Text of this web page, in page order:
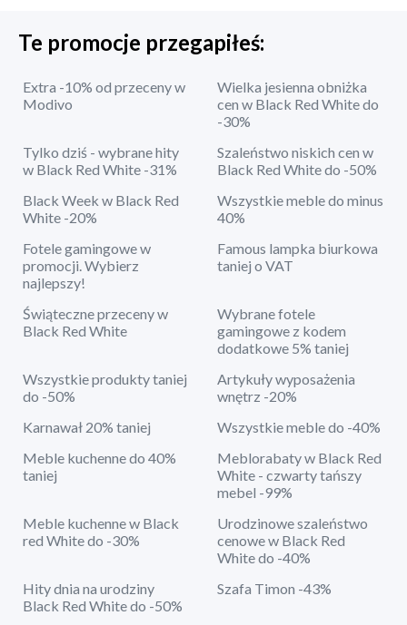
Te promocje przegapiłeś:
Extra -10% od przeceny w
Modivo
Wielka jesienna obniżka
cen w Black Red White do
-30%
Tylko dziś - wybrane hity
w Black Red White -31%
Szaleństwo niskich cen w
Black Red White do -50%
Black Week w Black Red
White -20%
Wszystkie meble do minus
40%
Fotele gamingowe w
promocji. Wybierz
najlepszy!
Famous lampka biurkowa
taniej o VAT
Świąteczne przeceny w
Black Red White
Wybrane fotele
gamingowe z kodem
dodatkowe 5% taniej
Wszystkie produkty taniej
do -50%
Artykuły wyposażenia
wnętrz -20%
Karnawał 20% taniej
Wszystkie meble do -40%
Meble kuchenne do 40%
taniej
Meblorabaty w Black Red
White - czwarty tańszy
mebel -99%
Meble kuchenne w Black
red White do -30%
Urodzinowe szaleństwo
cenowe w Black Red
White do -40%
Hity dnia na urodziny
Black Red White do -50%
Szafa Timon -43%